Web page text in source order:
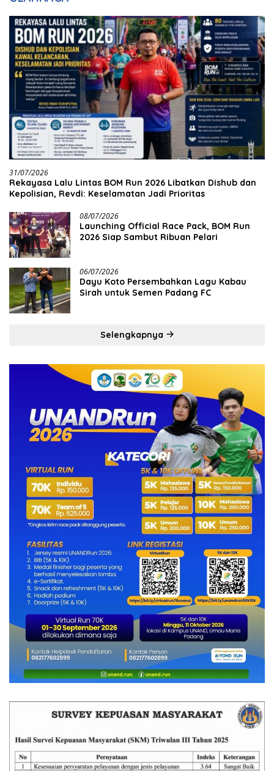
31/07/2026
Rekayasa Lalu Lintas BOM Run 2026 Libatkan Dishub dan
Kepolisian, Revdi: Keselamatan Jadi Prioritas
08/07/2026
Launching Official Race Pack, BOM Run
2026 Siap Sambut Ribuan Pelari
06/07/2026
Dayu Koto Persembahkan Lagu Kabau
Sirah untuk Semen Padang FC
Selengkapnya